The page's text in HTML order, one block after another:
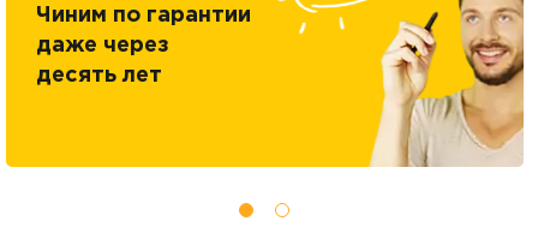
Чиним по гарантии
даже через
десять лет